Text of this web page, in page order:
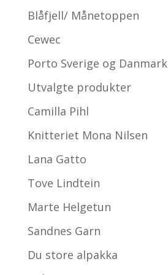
Blåfjell/ Månetoppen
Cewec
Porto Sverige og Danmark
Utvalgte produkter
Camilla Pihl
Knitteriet Mona Nilsen
Lana Gatto
Tove Lindtein
Marte Helgetun
Sandnes Garn
Du store alpakka